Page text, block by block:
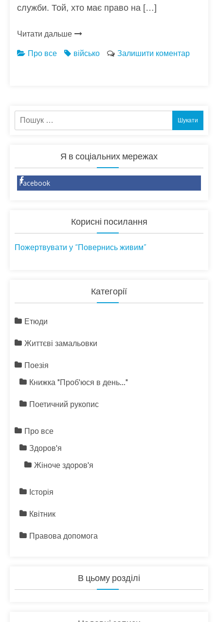
служби. Той, хто має право на […]
Читати дальше
Про все
військо Залишити коментар
Пошук:
Я в соціальних мережах
Facebook
Корисні посилання
Пожертвувати у “Повернись живим”
Категорії
Етюди
Життєві замальовки
Поезія
Книжка "Проб'юся в день…"
Поетичний рукопис
Про все
Здоров'я
Жіноче здоров'я
Історія
Квітник
Правова допомога
В цьому розділі